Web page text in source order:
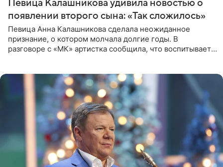
Певица Калашникова удивила новостью о
появлении второго сына: «Так сложилось»
Певица Анна Калашникова сделала неожиданное
признание, о котором молчала долгие годы. В
разговоре с «МК» артистка сообщила, что воспитывает